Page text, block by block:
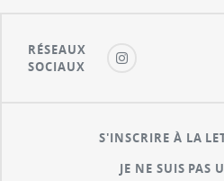
RÉSEAUX
SOCIAUX
S'INSCRIRE À LA
JE NE SUIS PAS